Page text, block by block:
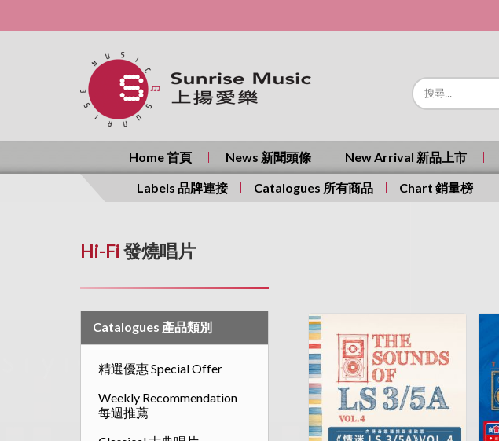
Home 首頁 News 新聞頭條 New Arrival 新品上市
Labels 品牌連接 Catalogues 所有商品 Chart 銷量榜
Hi-Fi發燒唱片
Catalogues 產品類別
精選優惠 Special Offer
Weekly Recommendation
每週推薦